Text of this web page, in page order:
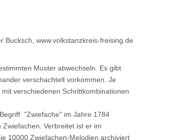
Bucksch, www.volkstanzkreis-freising.de
Muster abwechseln. Es gibt
verschachtelt vorkommen. Je
verschiedenen Schrittkombinationen
"Zwiefache" im Jahre 1784
Verbreitet ist er im
10000 Zwiefachen-Melodien archiviert